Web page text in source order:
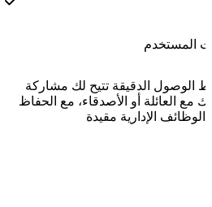
المستخدم
الوصول الدقيقة تتيح لك مشاركة
مع العائلة أو الأصدقاء، مع الحفاظ